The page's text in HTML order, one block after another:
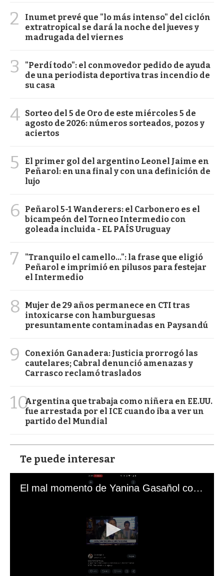
2
Inumet prevé que "lo más intenso" del ciclón
extratropical se dará la noche del jueves y
madrugada del viernes
3
"Perdí todo": el conmovedor pedido de ayuda
de una periodista deportiva tras incendio de
su casa
4 Sorteo del 5 de Oro de este miércoles 5 de
agosto de 2026: números sorteados, pozos y
aciertos
5
El primer gol del argentino Leonel Jaime en
Peñarol: en una final y con una definición de
lujo
6
Peñarol 5-1 Wanderers: el Carbonero es el
bicampeón del Torneo Intermedio con
goleada incluida - EL PAÍS Uruguay
7
"Tranquilo el camello...": la frase que eligió
Peñarol e imprimió en pilusos para festejar
el Intermedio
8
Mujer de 29 años permanece en CTI tras
intoxicarse con hamburguesas
presuntamente contaminadas en Paysandú
9
Conexión Ganadera: Justicia prorrogó las
cautelares; Cabral denunció amenazas y
Carrasco reclamó traslados
10Argentina que trabaja como niñera en EE.UU.
fue arrestada por el ICE cuando iba a ver un
partido del Mundial
Te puede interesar
El mal momento de Yanina Gasañol con un hincha argentino en "Subrayado"